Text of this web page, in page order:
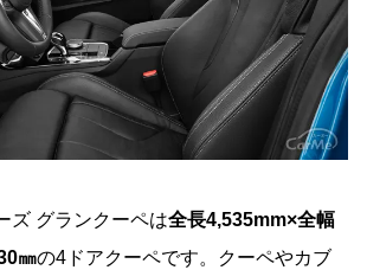
ズ グランクーペは全長4,535mm×全幅
㎜の4ドアクーペです。クーペやカブ